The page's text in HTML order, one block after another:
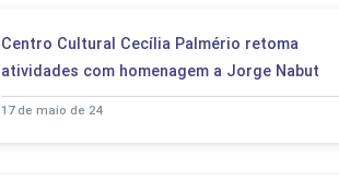
Centro Cultural Cecília Palmério retoma
atividades com homenagem a Jorge Nabut
17 de maio de 24